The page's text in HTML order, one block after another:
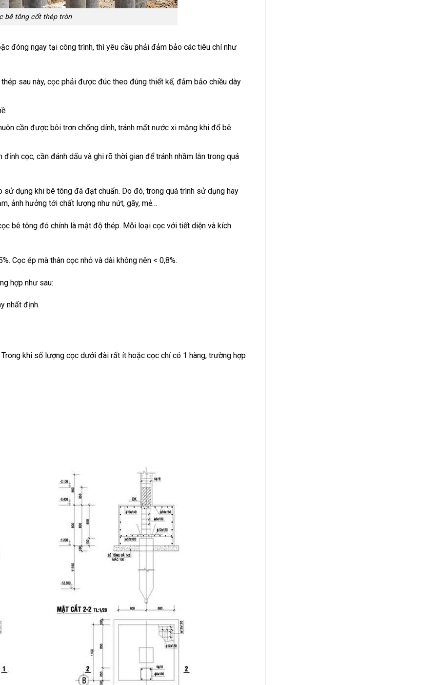
bê tông cốt thép tròn
đóng ngay tại công trình, thì yêu cầu phải đảm bảo các tiêu chí như
sau này, cọc phải được đúc theo đúng thiết kế, đảm bảo chiều dày
cần được bôi trơn chống dính, tránh mất nước xi măng khi đổ bê
cọc, cần đánh dấu và ghi rõ thời gian để tránh nhầm lẫn trong quá
dụng khi bê tông đã đạt chuẩn. Do đó, trong quá trình sử dụng hay
ảnh hưởng tới chất lượng như nứt, gãy, mẻ…
bê tông đó chính là mật độ thép. Mỗi loại cọc với tiết diện và kích
Cọc ép mà thân cọc nhỏ và dài không nên < 0,8%.
hợp như sau:
nhất định.
khi số lượng cọc dưới đài rất ít hoặc cọc chỉ có 1 hàng, trường hợp